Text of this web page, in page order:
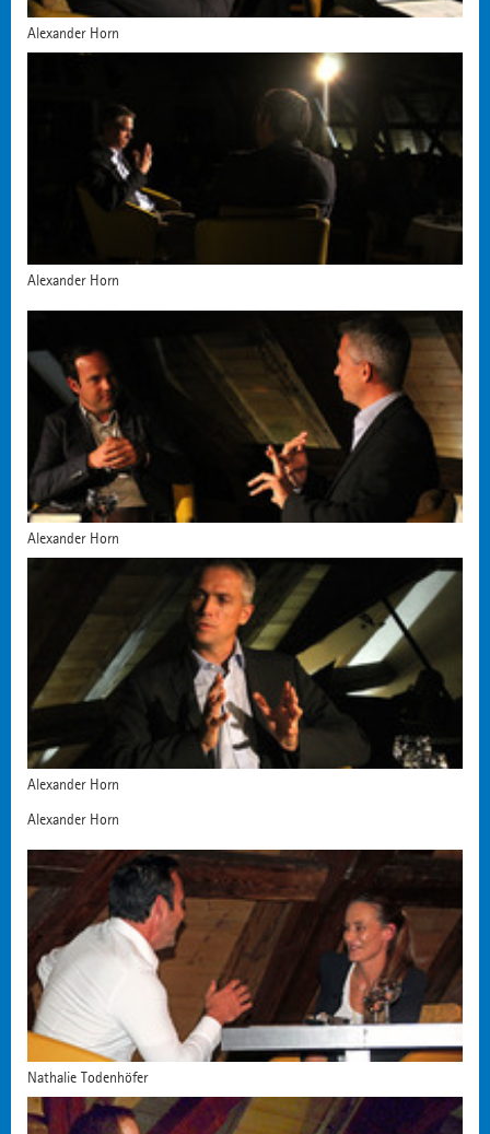
Alexander Horn
Alexander Horn
Alexander Horn
Alexander Horn
Alexander Horn
Nathalie Todenhöfer